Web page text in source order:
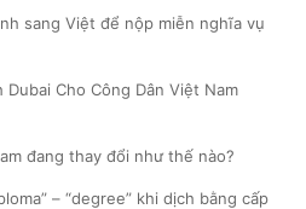
sang Việt để nộp miễn nghĩa vụ
Dubai Cho Công Dân Việt Nam
đang thay đổi như thế nào?
– “degree” khi dịch bằng cấp